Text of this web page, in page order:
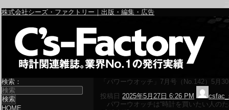
株式会社シーズ・ファクトリー｜出版・編集・広告
「パワーウオッチ」7月号（No.142）5月
投稿日 2025年5月27日 6:26 PM
パワーウオッチは“時計を買いたい人の
検索：
HOME